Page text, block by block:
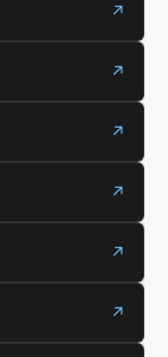
↗
↗
↗
↗
↗
↗